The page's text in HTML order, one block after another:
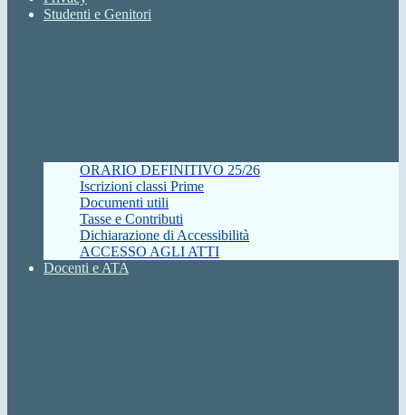
Studenti e Genitori
ORARIO DEFINITIVO 25/26
Iscrizioni classi Prime
Documenti utili
Tasse e Contributi
Dichiarazione di Accessibilità
ACCESSO AGLI ATTI
Docenti e ATA